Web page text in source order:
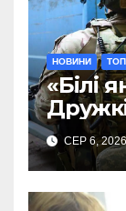
НОВИНИ ТОП
«Білі
їхніх
СЕР 6,